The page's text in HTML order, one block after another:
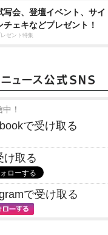
写会、登壇イベント、サイ
チェキなどプレゼント！
レゼント特集
！
で受け取る
け取る
で受け取る